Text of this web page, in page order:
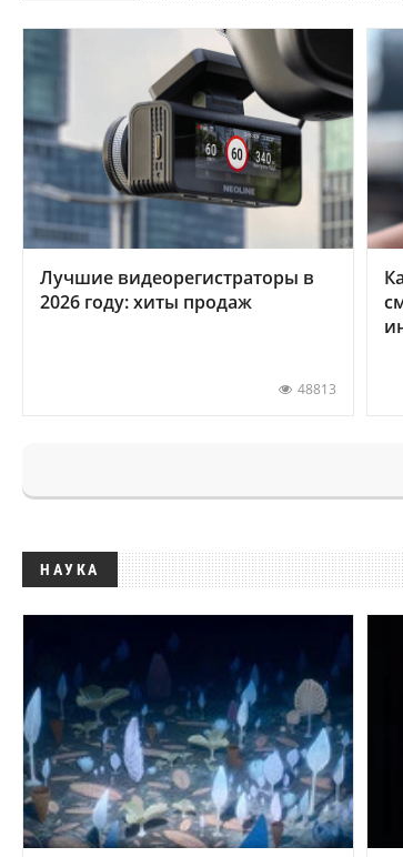
Лучшие видеорегистраторы в
2026 году: хиты продаж
48813
НАУКА